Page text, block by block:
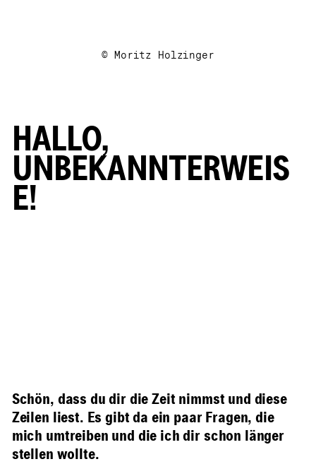
© Moritz Holzinger
HALLO,
UNBEKANNTERWEIS
E!
Schön, dass du dir die Zeit nimmst und diese
Zeilen liest. Es gibt da ein paar Fragen, die
mich umtreiben und die ich dir schon länger
stellen wollte.